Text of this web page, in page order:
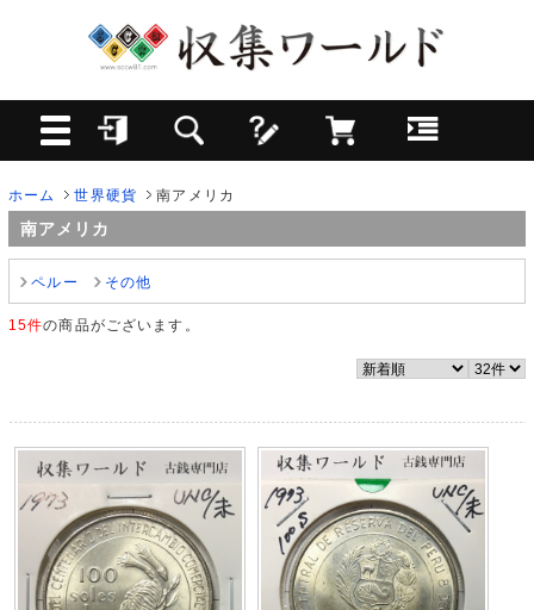
ホーム 世界硬貨 南アメリカ
南アメリカ
ペルー その他
15件の商品がございます。